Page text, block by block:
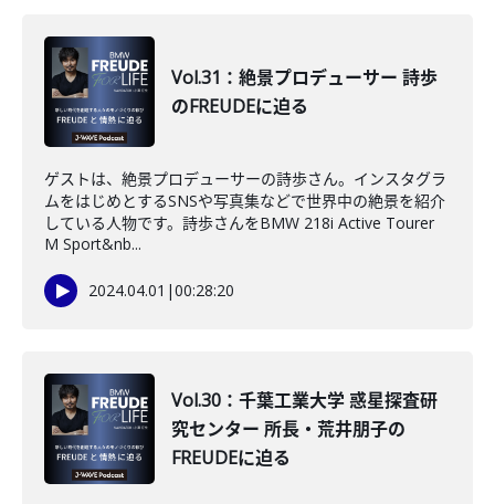
Vol.31：絶景プロデューサー 詩歩
のFREUDEに迫る
ゲストは、絶景プロデューサーの詩歩さん。インスタグラ
ムをはじめとするSNSや写真集などで世界中の絶景を紹介
している人物です。詩歩さんをBMW 218i Active Tourer
M Sport&nb...
2024.04.01 |00:28:20
Vol.30：千葉工業大学 惑星探査研
究センター 所長・荒井朋子の
FREUDEに迫る